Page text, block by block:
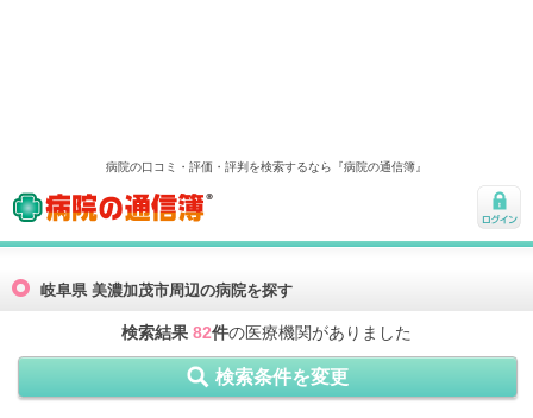
病院の口コミ・評価・評判を検索するなら『病院の通信簿』
病院の通信簿
ログ
岐阜県 美濃加茂市周辺の病院を探す
検索結果 82件の医療機関がありました
検索条件を変更